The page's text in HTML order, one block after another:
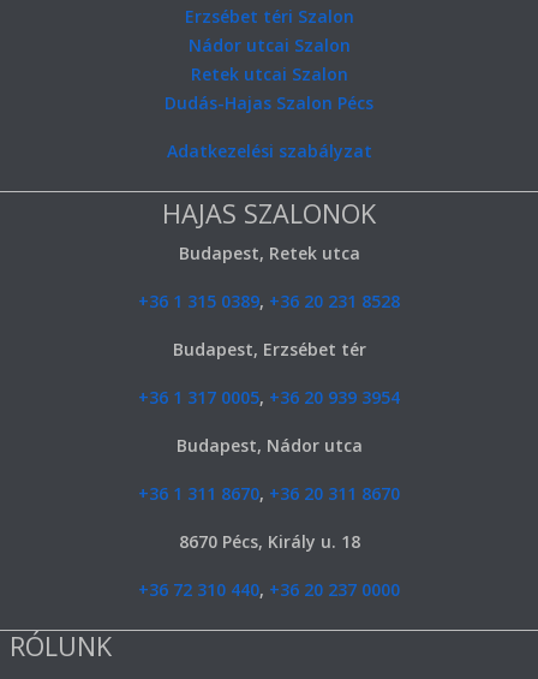
Erzsébet téri Szalon
Nádor utcai Szalon
Retek utcai Szalon
Dudás-Hajas Szalon Pécs
Adatkezelési szabályzat
HAJAS SZALONOK
Budapest, Retek utca
+36 1 315 0389, +36 20 231 8528
Budapest, Erzsébet tér
+36 1 317 0005, +36 20 939 3954
Budapest, Nádor utca
+36 1 311 8670, +36 20 311 8670
8670 Pécs, Király u. 18
+36 72 310 440, +36 20 237 0000
RÓLUNK